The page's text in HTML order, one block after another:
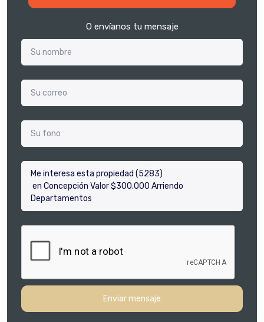
O envíanos tu mensaje
Enviar mensaje